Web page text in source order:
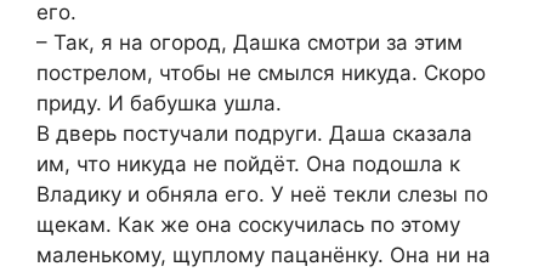
его.
– Так, я на огород, Дашка смотри за этим
пострелом, чтобы не смылся никуда. Скоро
приду. И бабушка ушла.
В дверь постучали подруги. Даша сказала
им, что никуда не пойдёт. Она подошла к
Владику и обняла его. У неё текли слезы по
щекам. Как же она соскучилась по этому
маленькому, щуплому пацанёнку. Она ни на